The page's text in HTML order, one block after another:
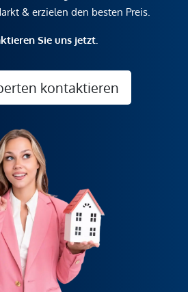
& erzielen den besten Preis.
Sie uns jetzt.
kontaktieren